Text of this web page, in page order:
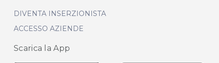
DIVENTA INSERZIONISTA
ACCESSO AZIENDE
Scarica la App